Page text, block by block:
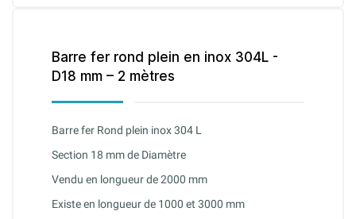
Barre fer rond plein en inox 304L -
D18 mm – 2 mètres
Barre fer Rond plein inox 304 L
Section 18 mm de Diamètre
Vendu en longueur de 2000 mm
Existe en longueur de 1000 et 3000 mm